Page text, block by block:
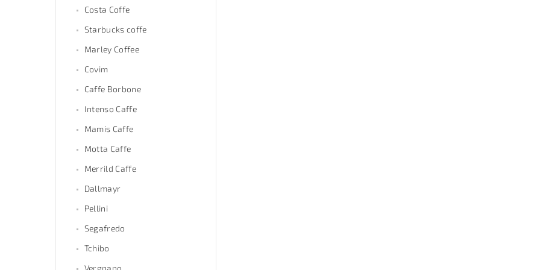
Costa Coffe
Starbucks coffe
Marley Coffee
Covim
Caffe Borbone
Intenso Caffe
Mamis Caffe
Motta Caffe
Merrild Caffe
Dallmayr
Pellini
Segafredo
Tchibo